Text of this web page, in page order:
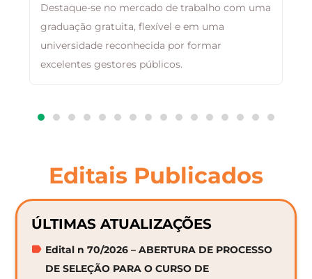
Destaque-se no mercado de trabalho com uma
graduação gratuita, flexível e em uma
universidade reconhecida por formar
excelentes gestores públicos.
Editais Publicados
ÚLTIMAS ATUALIZAÇÕES
Edital n 70/2026 – ABERTURA DE PROCESSO
DE SELEÇÃO PARA O CURSO DE